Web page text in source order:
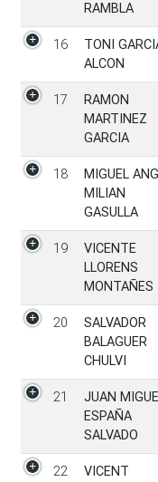
RAMBLA
16
TONI
ALCON
17
RAMON
MARTINEZ
GARCIA
18
MIGUEL
MILIAN
GASULLA
19
VICENTE
LLORENS
MONTAÑES
20
SALVADOR
BALAGUER
CHULVI
21
JUAN
ESPAÑA
SALVADO
22
VICENT